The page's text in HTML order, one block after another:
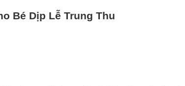
Bé Dịp Lễ Trung Thu